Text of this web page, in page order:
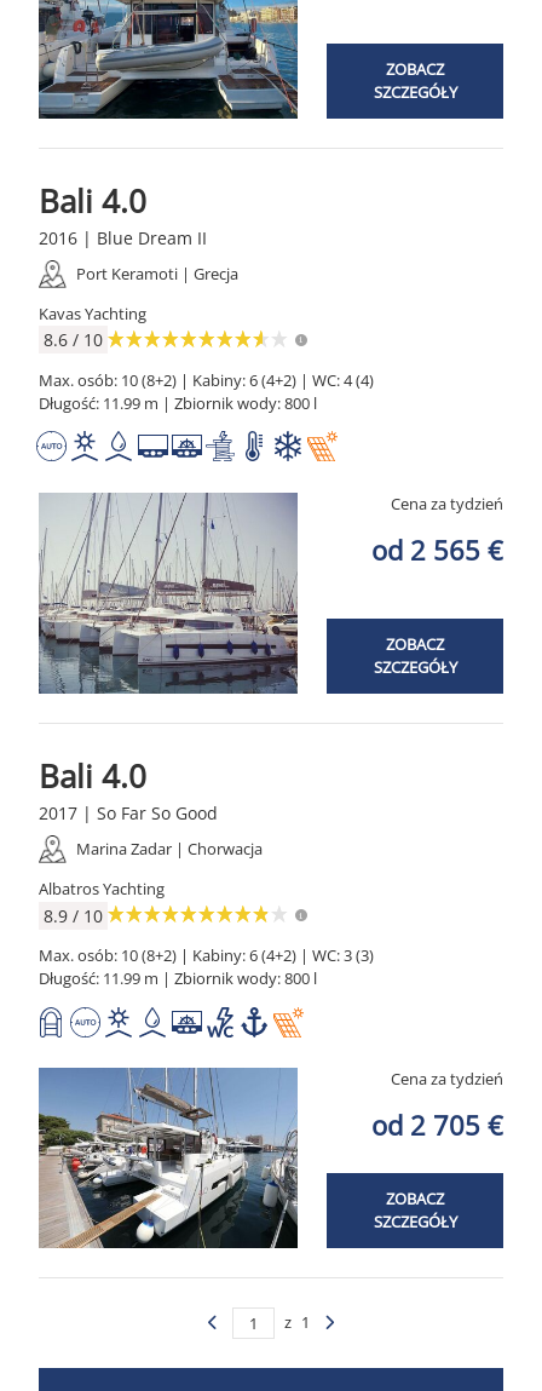
ZOBACZ
SZCZEGÓŁY
Bali 4.0
2016 | Blue Dream II
Port Keramoti | Grecja
Kavas Yachting
8.6 / 10
Max. osób: 10 (8+2) | Kabiny: 6 (4+2) | WC: 4 (4)
Długość: 11.99 m | Zbiornik wody: 800 l
Cena za tydzień
od 2 565 €
ZOBACZ
SZCZEGÓŁY
Bali 4.0
2017 | So Far So Good
Marina Zadar | Chorwacja
Albatros Yachting
8.9 / 10
Max. osób: 10 (8+2) | Kabiny: 6 (4+2) | WC: 3 (3)
Długość: 11.99 m | Zbiornik wody: 800 l
Cena za tydzień
od 2 705 €
ZOBACZ
SZCZEGÓŁY
z 1